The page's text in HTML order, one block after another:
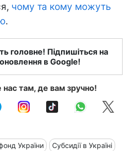
чому та кому можуть
.
головне! Підпишіться на
в Google!
там, де вам зручно!
України Субсидії в Україні